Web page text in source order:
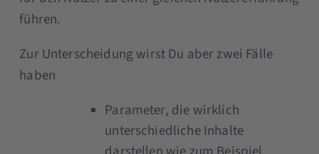
führen.
Zur Unterscheidung wirst Du aber zwei Fälle
haben
Parameter, die wirklich
unterschiedliche Inhalte